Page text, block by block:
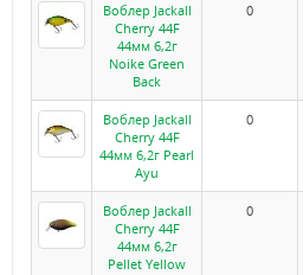
Воблер Jackall
Cherry 44F
44мм 6,2г
Noike Green
Back
0
Воблер Jackall
Cherry 44F
44мм 6,2г Pearl
Ayu
0
Воблер Jackall
Cherry 44F
44мм 6,2г
Pellet Yellow
0